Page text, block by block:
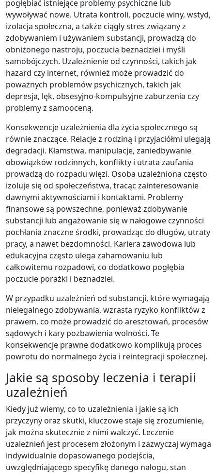
pogłębiać istniejące problemy psychiczne lub
wywoływać nowe. Utrata kontroli, poczucie winy, wstyd,
izolacja społeczna, a także ciągły stres związany z
zdobywaniem i używaniem substancji, prowadzą do
obniżonego nastroju, poczucia beznadziei i myśli
samobójczych. Uzależnienie od czynności, takich jak
hazard czy internet, również może prowadzić do
poważnych problemów psychicznych, takich jak
depresja, lęk, obsesyjno-kompulsyjne zaburzenia czy
problemy z samooceną.
Konsekwencje uzależnienia dla życia społecznego są
równie znaczące. Relacje z rodziną i przyjaciółmi ulegają
degradacji. Kłamstwa, manipulacje, zaniedbywanie
obowiązków rodzinnych, konflikty i utrata zaufania
prowadzą do rozpadu więzi. Osoba uzależniona często
izoluje się od społeczeństwa, tracąc zainteresowanie
dawnymi aktywnościami i kontaktami. Problemy
finansowe są powszechne, ponieważ zdobywanie
substancji lub angażowanie się w nałogowe czynności
pochłania znaczne środki, prowadząc do długów, utraty
pracy, a nawet bezdomności. Kariera zawodowa lub
edukacyjna często ulega zahamowaniu lub
całkowitemu rozpadowi, co dodatkowo pogłębia
poczucie porażki i beznadziei.
W przypadku uzależnień od substancji, które wymagają
nielegalnego zdobywania, wzrasta ryzyko konfliktów z
prawem, co może prowadzić do aresztowań, procesów
sądowych i kary pozbawienia wolności. Te
konsekwencje prawne dodatkowo komplikują proces
powrotu do normalnego życia i reintegracji społecznej.
Jakie są sposoby leczenia i terapii
uzależnień
Kiedy już wiemy, co to uzależnienia i jakie są ich
przyczyny oraz skutki, kluczowe staje się zrozumienie,
jak można skutecznie z nimi walczyć. Leczenie
uzależnień jest procesem złożonym i zazwyczaj wymaga
indywidualnie dopasowanego podejścia,
uwzględniającego specyfikę danego nałogu, stan